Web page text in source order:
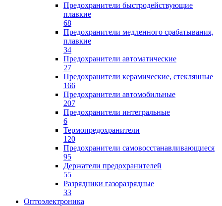
Предохранители быстродействующие
плавкие
68
Предохранители медленного срабатывания,
плавкие
34
Предохранители автоматические
27
Предохранители керамические, стеклянные
166
Предохранители автомобильные
207
Предохранители интегральные
6
Термопредохранители
120
Предохранители самовосстанавливающиеся
95
Держатели предохранителей
55
Разрядники газоразрядные
33
Оптоэлектроника